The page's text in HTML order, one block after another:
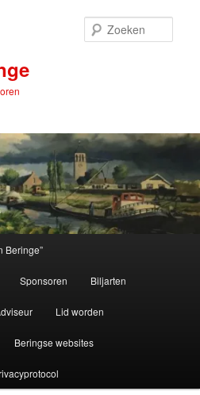
Beringe”
Sponsoren Biljarten
Lid worden
Beringse websites